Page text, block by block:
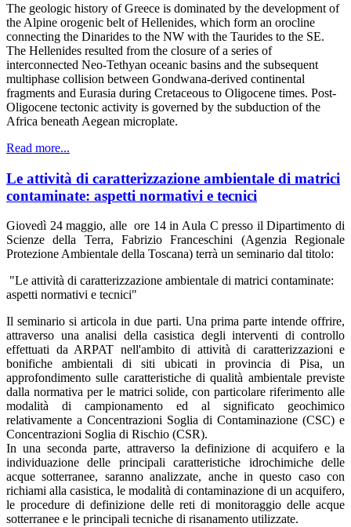
The geologic history of Greece is dominated by the development of
the Alpine orogenic belt of Hellenides, which form an orocline
connecting the Dinarides to the NW with the Taurides to the SE.
The Hellenides resulted from the closure of a series of
interconnected Neo-Tethyan oceanic basins and the subsequent
multiphase collision between Gondwana-derived continental
fragments and Eurasia during Cretaceous to Oligocene times. Post-
Oligocene tectonic activity is governed by the subduction of the
Africa beneath Aegean microplate.
Read more...
Le attività di caratterizzazione ambientale di matrici
contaminate: aspetti normativi e tecnici
Giovedì 24 maggio, alle ore 14 in Aula C presso il Dipartimento di
Scienze della Terra, Fabrizio Franceschini (Agenzia Regionale
Protezione Ambientale della Toscana) terrà un seminario dal titolo:
"Le attività di caratterizzazione ambientale di matrici contaminate:
aspetti normativi e tecnici"
Il seminario si articola in due parti. Una prima parte intende offrire,
attraverso una analisi della casistica degli interventi di controllo
effettuati da ARPAT nell'ambito di attività di caratterizzazioni e
bonifiche ambientali di siti ubicati in provincia di Pisa, un
approfondimento sulle caratteristiche di qualità ambientale previste
dalla normativa per le matrici solide, con particolare riferimento alle
modalità di campionamento ed al significato geochimico
relativamente a Concentrazioni Soglia di Contaminazione (CSC) e
Concentrazioni Soglia di Rischio (CSR).
In una seconda parte, attraverso la definizione di acquifero e la
individuazione delle principali caratteristiche idrochimiche delle
acque sotterranee, saranno analizzate, anche in questo caso con
richiami alla casistica, le modalità di contaminazione di un acquifero,
le procedure di definizione delle reti di monitoraggio delle acque
sotterranee e le principali tecniche di risanamento utilizzate.